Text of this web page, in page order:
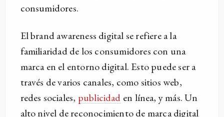
consumidores.
El brand awareness digital se refiere a la
familiaridad de los consumidores con una
marca en el entorno digital. Esto puede ser a
través de varios canales, como sitios web,
redes sociales, publicidad en línea, y más. Un
alto nivel de reconocimiento de marca digital